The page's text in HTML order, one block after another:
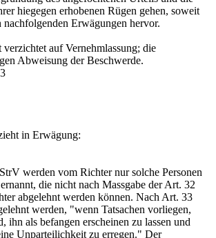
hiegegen erhobenen Rügen gehen, soweit
nachfolgenden Erwägungen hervor.
auf Vernehmlassung; die
Abweisung der Beschwerde.
in Erwägung:
werden vom Richter nur solche Personen
die nicht nach Massgabe der Art. 32
abgelehnt werden können. Nach Art. 33
werden, "wenn Tatsachen vorliegen,
ihn als befangen erscheinen zu lassen und
Unparteilichkeit zu erregen." Der